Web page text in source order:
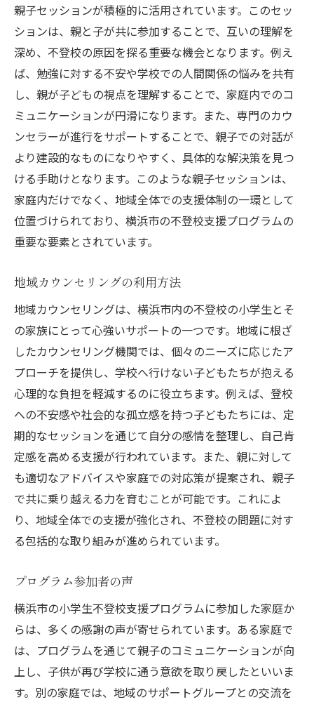
親子セッションが積極的に活用されています。このセッ
ションは、親と子が共に参加することで、互いの理解を
深め、不登校の原因を探る重要な機会となります。例え
ば、勉強に対する不安や学校での人間関係の悩みを共有
し、親が子どもの視点を理解することで、家庭内でのコ
ミュニケーションが円滑になります。また、専門のカウ
ンセラーが進行をサポートすることで、親子での対話が
より建設的なものになりやすく、具体的な解決策を見つ
ける手助けとなります。このような親子セッションは、
家庭内だけでなく、地域全体での支援体制の一環として
位置づけられており、横浜市の不登校支援プログラムの
重要な要素とされています。
地域カウンセリングの利用方法
地域カウンセリングは、横浜市内の不登校の小学生とそ
の家族にとって心強いサポートの一つです。地域に根ざ
したカウンセリング機関では、個々のニーズに応じたア
プローチを提供し、学校へ行けない子どもたちが抱える
心理的な負担を軽減するのに役立ちます。例えば、登校
への不安感や社会的な孤立感を持つ子どもたちには、定
期的なセッションを通じて自分の感情を整理し、自己肯
定感を高める支援が行われています。また、親に対して
も適切なアドバイスや家庭での対応策が提案され、親子
で共に乗り越える力を育むことが可能です。これによ
り、地域全体での支援が強化され、不登校の問題に対す
る包括的な取り組みが進められています。
プログラム参加者の声
横浜市の小学生不登校支援プログラムに参加した家庭か
らは、多くの感謝の声が寄せられています。ある家庭で
は、プログラムを通じて親子のコミュニケーションが向
上し、子供が再び学校に通う意欲を取り戻したといいま
す。別の家庭では、地域のサポートグループとの交流を